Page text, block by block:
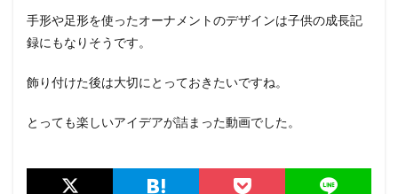
手形や足形を使ったオーナメントのデザインは子供の成長記
録にもなりそうです。
飾り付けた後は大切にとっておきたいですね。
とっても楽しいアイデアが詰まった動画でした。